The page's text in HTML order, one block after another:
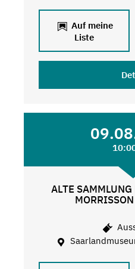
Auf meine
Liste
ALTE